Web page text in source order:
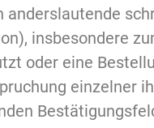
insbesondere
oder eine
einzelner